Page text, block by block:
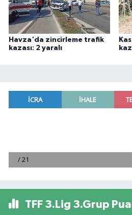
Havza'da zincirleme trafik
kazası: 2 yaralı
TFF 3.Lig 3.Grup